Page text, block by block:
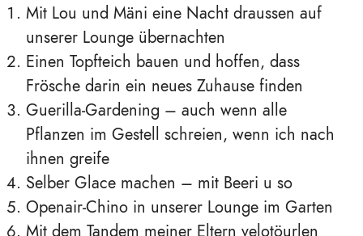
Mit Lou und Mäni eine Nacht draussen auf
unserer Lounge übernachten
Einen Topfteich bauen und hoffen, dass
Frösche darin ein neues Zuhause finden
Guerilla-Gardening – auch wenn alle
Pflanzen im Gestell schreien, wenn ich nach
ihnen greife
Selber Glace machen – mit Beeri u so
Openair-Chino in unserer Lounge im Garten
Mit dem Tandem meiner Eltern velotöurlen